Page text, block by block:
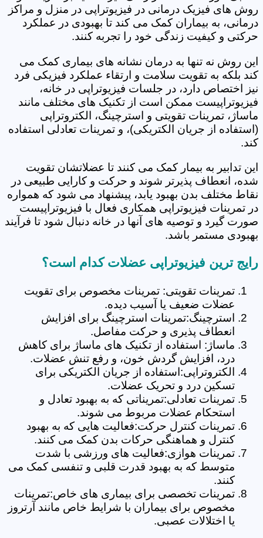
روش های فیزیک درمانی در فیزیوتراپی در منزل و مراکز
درمانی، به بیماران کمک می کند تا بهبودی در عملکرد
حرکتی و کیفیت زندگی خود را تجربه کنند.
این روش نه تنها به درمان نشانه های بیماری کمک می
کند بلکه به تقویت سلامت و ارتقاء عملکرد فیزیکی فرد
نیز اختصاص دارد، در جلسات فیزیوتراپی در خانه،
فیزیوتراپیست ممکن است از تکنیک های مختلف مانند
ماساژ، تمرینات تقویتی و استرچینگ، الکتروتراپی
(استفاده از جریان الکتریکی)، و تمرینات تعادلی استفاده
کند.
این تدابیر به بیمار کمک می کنند تا عضلاتشان تقویت
شده، انعطاف پذیرتر شوند و حرکت و کارایی طبیعی در
نقاط مختلف بدن بهبود یابد، پیشنهاد می شود که همواره
در تمرینات فیزیوتراپی همکاری فعال با فیزیوتراپیست
صورت گیرد و توصیه های آنها در خانه دنبال شود تا فرآیند
بهبودی مستمر باشد.
رایج ترین فیزیوتراپی عضلات کدام است؟
تمرینات تقویتی: تمرینات مخصوص برای تقویت
عضلات ضعیف یا آسیب دیده.
استرچینگ:تمرینات استرچینگ برای افزایش
انعطاف پذیری و حرکت مفاصل.
ماساژ: استفاده از تکنیک های ماساژ برای کاهش
درد، افزایش گردش خون، و رفع تنش عضلات.
الکتروتراپی:استفاده از جریان الکتریکی برای
تسکین درد و تحریک عضلات.
تمرینات تعادلی:تمریناتی که به بهبود تعادل و
استحکام عضلات مربوط می شوند.
تمرینات کنترل حرکت:فعالیت هایی که به بهبود
کنترل و هماهنگی حرکات بدن کمک می کنند.
تمرینات هوازی:فعالیت های ورزشی با شدت
متوسط که به بهبود قدرت قلبی و تنفسی کمک می
کنند.
تمرینات تخصصی برای بیماری های خاص:تمرینات
مخصوص برای بیماران با شرایط خاص مانند آرتروز
یا اختلالات عصبی.